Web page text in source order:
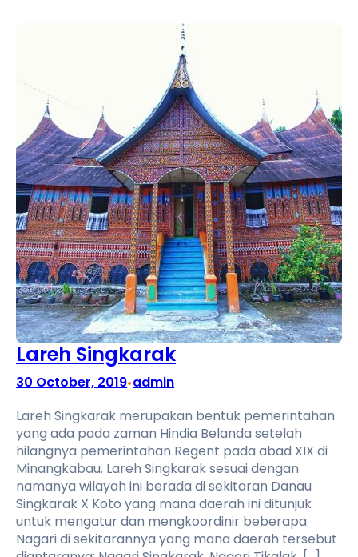
Lareh Singkarak
30 October, 2019•admin
Lareh Singkarak merupakan bentuk pemerintahan
yang ada pada zaman Hindia Belanda setelah
hilangnya pemerintahan Regent pada abad XIX di
Minangkabau. Lareh Singkarak sesuai dengan
namanya wilayah ini berada di sekitaran Danau
Singkarak X Koto yang mana daerah ini ditunjuk
untuk mengatur dan mengkoordinir beberapa
Nagari di sekitarannya yang mana daerah tersebut